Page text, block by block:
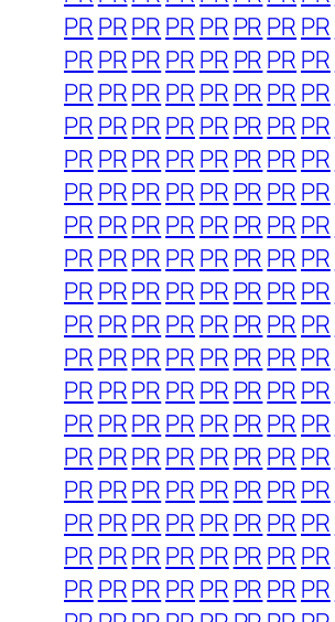
PR PRPR PR PR PR PR PR
PR PRPR PR PR PR PR PR
PR PRPR PR PR PR PR PR
PR PRPR PR PR PR PR PR
PR PRPR PR PR PR PR PR
PR PRPR PR PR PR PR PR
PR PRPR PR PR PR PR PR
PR PRPR PR PR PR PR PR
PR PRPR PR PR PR PR PR
PR PRPR PR PR PR PR PR
PR PRPR PR PR PR PR PR
PR PRPR PR PR PR PR PR
PR PRPR PR PR PR PR PR
PR PRPR PR PR PR PR PR
PR PRPR PR PR PR PR PR
PR PRPR PR PR PR PR PR
PR PRPR PR PR PR PR PR
PR PRPR PR PR PR PR PR